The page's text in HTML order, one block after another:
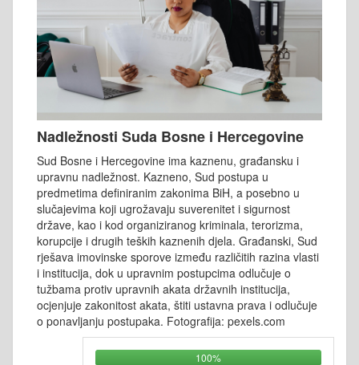
Nadležnosti Suda Bosne i Hercegovine
Sud Bosne i Hercegovine ima kaznenu, građansku i
upravnu nadležnost. Kazneno, Sud postupa u
predmetima definiranim zakonima BiH, a posebno u
slučajevima koji ugrožavaju suverenitet i sigurnost
države, kao i kod organiziranog kriminala, terorizma,
korupcije i drugih teških kaznenih djela. Građanski, Sud
rješava imovinske sporove između različitih razina vlasti
i institucija, dok u upravnim postupcima odlučuje o
tužbama protiv upravnih akata državnih institucija,
ocjenjuje zakonitost akata, štiti ustavna prava i odlučuje
o ponavljanju postupaka. Fotografija: pexels.com
100%